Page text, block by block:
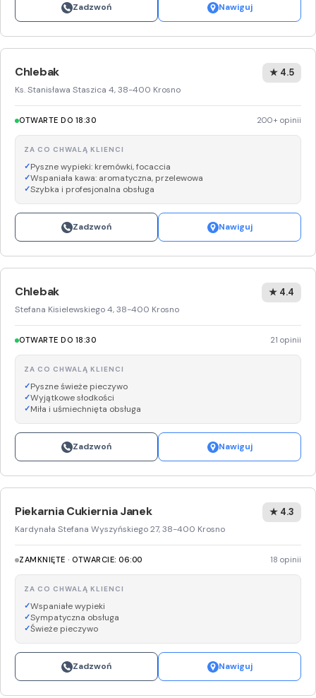
Zadzwoń Nawiguj
Chlebak
Ks. Stanisława Staszica 4, 38-400 Krosno
★ 4.5
OTWARTE DO 18:30 200+ opinii
ZA CO CHWALĄ KLIENCI
Pyszne wypieki: kremówki, focaccia
Wspaniała kawa: aromatyczna, przelewowa
Szybka i profesjonalna obsługa
Zadzwoń Nawiguj
Chlebak
Stefana Kisielewskiego 4, 38-400 Krosno
★ 4.4
OTWARTE DO 18:30 21 opinii
ZA CO CHWALĄ KLIENCI
Pyszne świeże pieczywo
Wyjątkowe słodkości
Miła i uśmiechnięta obsługa
Zadzwoń Nawiguj
Piekarnia Cukiernia Janek
Kardynała Stefana Wyszyńskiego 27, 38-400 Krosno
★ 4.3
ZAMKNIĘTE · OTWARCIE: 06:00 18 opinii
ZA CO CHWALĄ KLIENCI
Wspaniałe wypieki
Sympatyczna obsługa
Świeże pieczywo
Zadzwoń Nawiguj